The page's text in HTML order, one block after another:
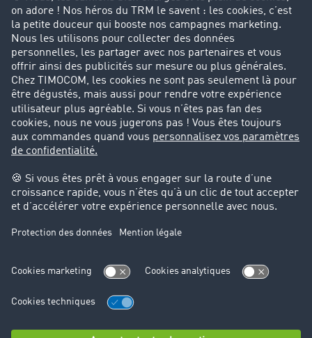
Entreprise
Parrainage clients
Success Stories
Cadre légal
Mentions légales
Protection des données
Cookie-Einstellungen
Support